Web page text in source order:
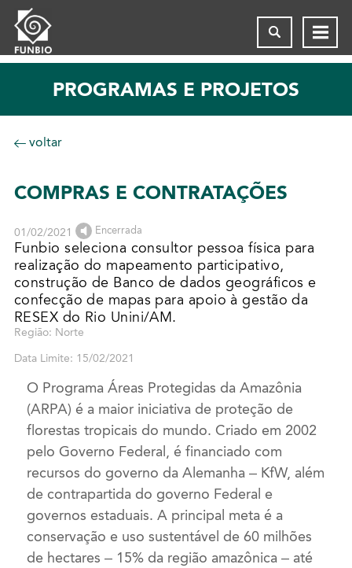
PROGRAMAS E PROJETOS
voltar
COMPRAS E CONTRATAÇÕES
01/02/2021 Encerrada
Funbio seleciona consultor pessoa física para
realização do mapeamento participativo,
construção de Banco de dados geográficos e
confecção de mapas para apoio à gestão da
RESEX do Rio Unini/AM.
Região: Norte
Data Limite: 15/02/2021
O Programa Áreas Protegidas da Amazônia
(ARPA) é a maior iniciativa de proteção de
florestas tropicais do mundo. Criado em 2002
pelo Governo Federal, é financiado com
recursos do governo da Alemanha – KfW, além
de contrapartida do governo Federal e
governos estaduais. A principal meta é a
conservação e uso sustentável de 60 milhões
de hectares – 15% da região amazônica – até